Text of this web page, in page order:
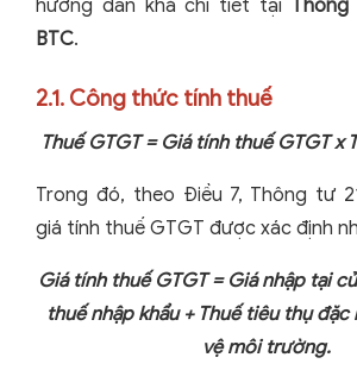
hướng dẫn khá chi tiết tại Thông
BTC.
2.1. Công thức tính thuế
Thuế GTGT = Giá tính thuế GTGT x
Trong đó, theo Điều 7, Thông tư
giá tính thuế GTGT được xác định
Giá tính thuế GTGT = Giá nhập tại
thuế nhập khẩu + Thuế tiêu thụ đặc
vệ môi trường.